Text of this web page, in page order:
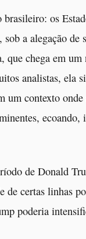
os
a alegação de
que chega em um
analistas, ela
um contexto
ecoando,
de Donald
de certas linhas
poderia